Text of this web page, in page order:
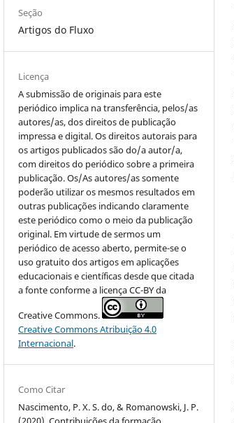
Seção
Artigos do Fluxo
Licença
A submissão de originais para este
periódico implica na transferência, pelos/as
autores/as, dos direitos de publicação
impressa e digital. Os direitos autorais para
os artigos publicados são do/a autor/a,
com direitos do periódico sobre a primeira
publicação. Os/As autores/as somente
poderão utilizar os mesmos resultados em
outras publicações indicando claramente
este periódico como o meio da publicação
original. Em virtude de sermos um
periódico de acesso aberto, permite-se o
uso gratuito dos artigos em aplicações
educacionais e científicas desde que citada
a fonte conforme a licença CC-BY da
Creative Commons.
Creative Commons Atribuição 4.0
Internacional.
Como Citar
Nascimento, P. X. S. do, & Romanowski, J. P.